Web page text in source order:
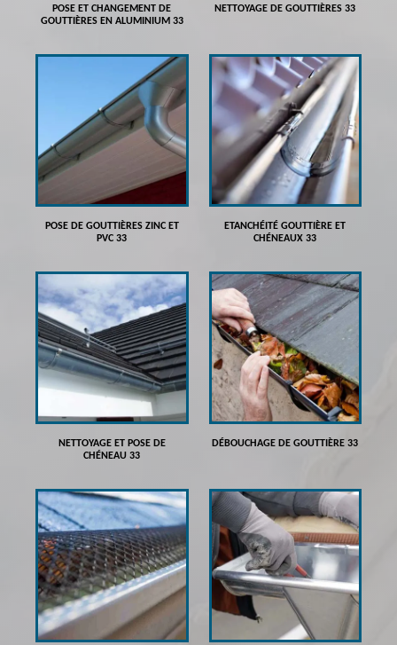
POSE ET CHANGEMENT DE
GOUTTIÈRES EN ALUMINIUM 33
NETTOYAGE DE GOUTTIÈRES 33
POSE DE GOUTTIÈRES ZINC ET
PVC 33
ETANCHÉITÉ GOUTTIÈRE ET
CHÉNEAUX 33
NETTOYAGE ET POSE DE
CHÉNEAU 33
DÉBOUCHAGE DE GOUTTIÈRE 33